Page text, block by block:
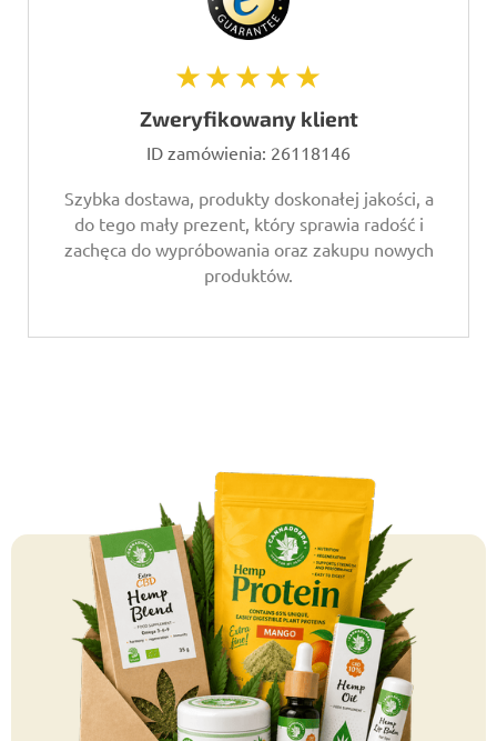
★★★★★
Zweryfikowany klient
ID zamówienia: 26118146
Szybka dostawa, produkty doskonałej jakości, a
do tego mały prezent, który sprawia radość i
zachęca do wypróbowania oraz zakupu nowych
produktów.